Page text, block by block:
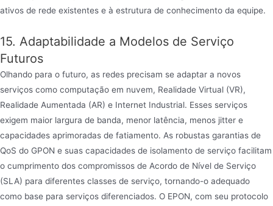
ativos de rede existentes e à estrutura de conhecimento da equipe.
15. Adaptabilidade a Modelos de Serviço
Futuros
Olhando para o futuro, as redes precisam se adaptar a novos
serviços como computação em nuvem, Realidade Virtual (VR),
Realidade Aumentada (AR) e Internet Industrial. Esses serviços
exigem maior largura de banda, menor latência, menos jitter e
capacidades aprimoradas de fatiamento. As robustas garantias de
QoS do GPON e suas capacidades de isolamento de serviço facilitam
o cumprimento dos compromissos de Acordo de Nível de Serviço
(SLA) para diferentes classes de serviço, tornando-o adequado
como base para serviços diferenciados. O EPON, com seu protocolo